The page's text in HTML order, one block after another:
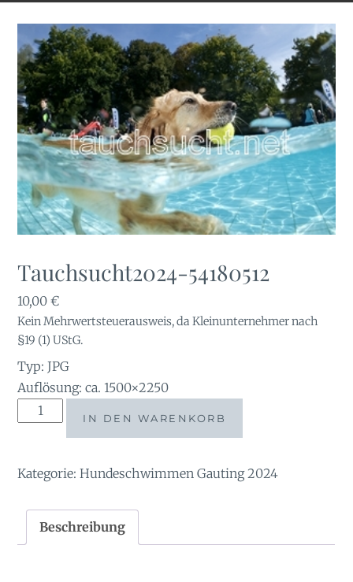
Tauchsucht2024-54180512
10,00€
Kein Mehrwertsteuerausweis, da Kleinunternehmer nach
§19 (1) UStG.
Typ: JPG
Auflösung: ca. 1500×2250
Tauchsucht2024-
IN DEN WARENKORB
Kategorie:Hundeschwimmen Gauting 2024
Beschreibung